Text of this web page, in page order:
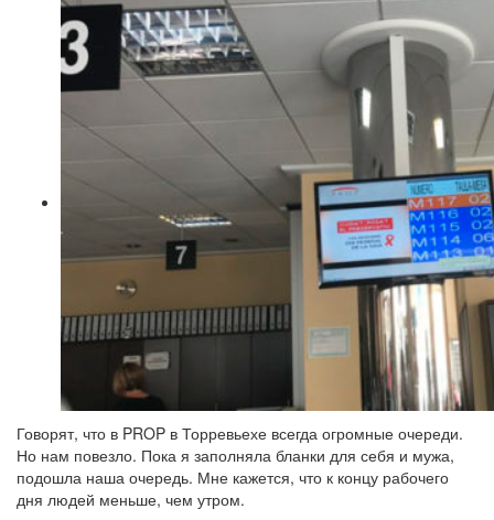
Говорят, что в PROP в Торревьехе всегда огромные очереди.
Но нам повезло. Пока я заполняла бланки для себя и мужа,
подошла наша очередь. Мне кажется, что к концу рабочего
дня людей меньше, чем утром.